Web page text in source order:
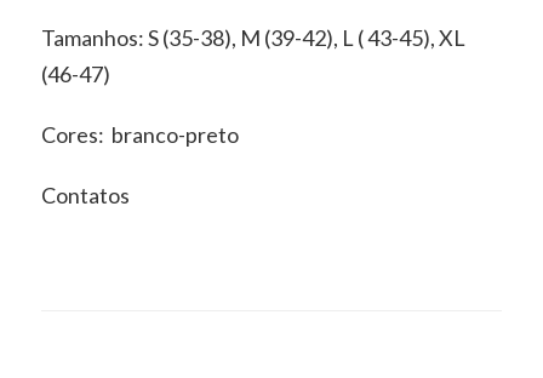
Tamanhos: S (35-38), M (39-42), L ( 43-45), XL
(46-47)
Cores: branco-preto
Contatos